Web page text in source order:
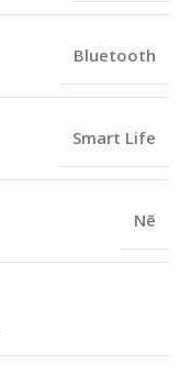
Bluetooth
Smart Life
Nē